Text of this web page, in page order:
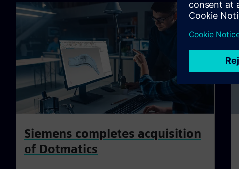
Siemens completes acquisition
of Dotmatics